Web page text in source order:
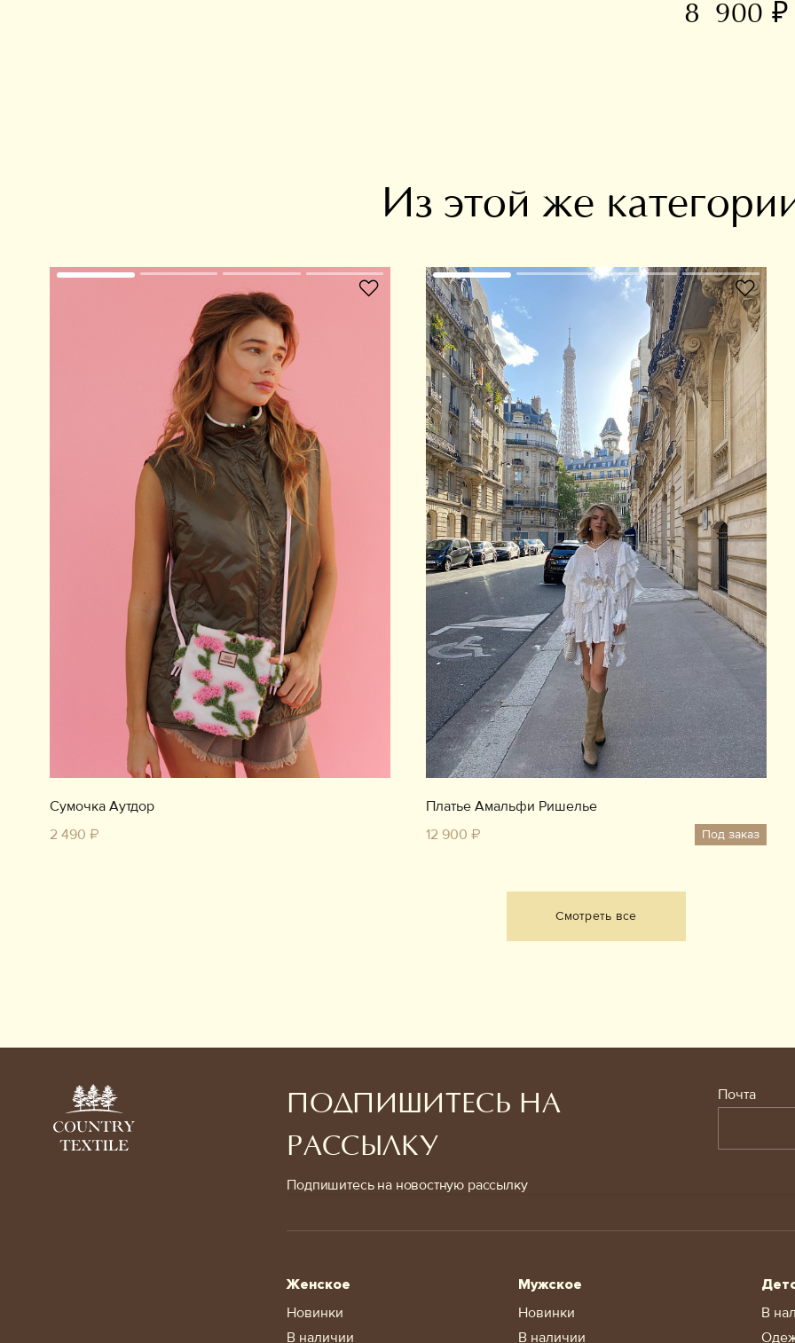
8 900 ₽
Из этой же
Сумочка Аутдор
2 490 ₽
Платье Амальфи Ришелье
12 900 ₽
Под заказ
В избранное
Смотреть все
ПОДПИШИТЕСЬ НА
РАССЫЛКУ
Подпишитесь на новостную рассылку
Почта
Женское
Новинки
В наличии
Мужское
Новинки
В наличии
В